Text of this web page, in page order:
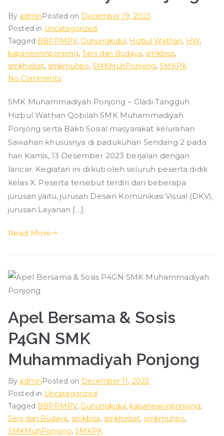
By adminPosted on December 19, 2023
Posted in Uncategorized
Tagged BBPPMPV, Gunungkidul, Hizbul Wathan, HW,
kapanewonponjong, Seni dan Budaya,smkbisa,
smkhebat, smkmuhpo,SMKMuhPonjong,SMKPK
No Commentson
Tangguh
Hizbul
Wathan
Qobilah
SMK
Muhammadiyah
SMK Muhammadiyah Ponjong – Gladi Tangguh
Hizbul Wathan Qobilah SMK Muhammadiyah
Ponjong serta Bakti Sosial masyarakat kelurahan
Sawahan khususnya di padukuhan Sendang 2 pada
hari Kamis, 13 Desember 2023 berjalan dengan
lancar. Kegiatan ini diikuti oleh seluruh peserta didik
kelas X. Peserta tersebut terdiri dari beberapa
jurusan yaitu, jurusan Desain Komunikasi Visual (DKV),
jurusan Layanan […]
Read More
Apel Bersama & Sosis
P4GN SMK
Muhammadiyah Ponjong
By adminPosted on December 11, 2023
Posted in Uncategorized
Tagged BBPPMPV, Gunungkidul, kapanewonponjong,
Seni dan Budaya, smkbisa, smkhebat,smkmuhpo,
SMKMuhPonjong,SMKPK